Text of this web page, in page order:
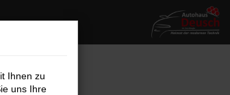
Ihnen zu
uns Ihre